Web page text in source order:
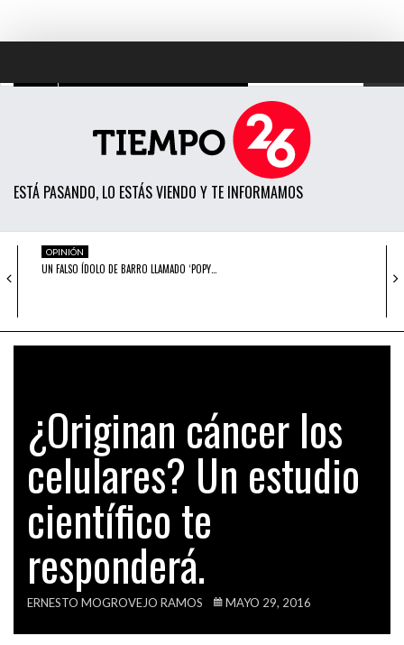
ESTÁ PASANDO, LO ESTÁS VIENDO Y TE INFORMAMOS
POLÍTICA
ECONOMÍA
SOCIEDAD
OPINIÓN
TECH
VIDEOS
OPINIÓN
UN FALSO ÍDOLO DE BARRO LLAMADO ‘POPY…
ESTO ES LO QUE TIENES QUE LEER…
OPINIÓN
LUIS ALBERTO SANCHEZ: HACIA A DÓNDE
APUNTA…
ACTUALIDAD
ESTE ES EL ERROR DE PPK QUE…
¿Originan cáncer los
celulares? Un estudio
científico te
responderá.
ERNESTO MOGROVEJO RAMOS MAYO 29, 2016